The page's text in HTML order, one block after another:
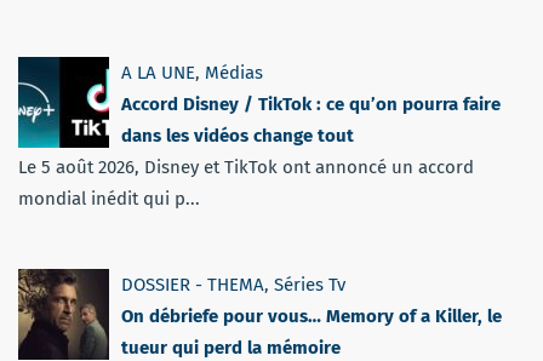
A LA UNE, Médias
Accord Disney / TikTok : ce qu’on pourra faire
dans les vidéos change tout
Le 5 août 2026, Disney et TikTok ont annoncé un accord
mondial inédit qui p...
DOSSIER - THEMA, Séries Tv
On débriefe pour vous… Memory of a Killer, le
tueur qui perd la mémoire